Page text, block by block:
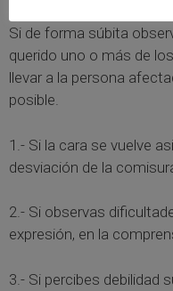
Si de forma súbita
querido uno o más de
llevar a la persona
posible.
1.- Si la cara se vuelve
desviación de la
2.- Si observas
expresión, en la
3.- Si percibes debilidad